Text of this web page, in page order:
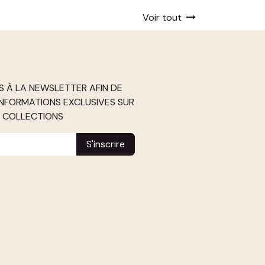
Voir tout
À LA NEWSLETTER AFIN DE
EXCLUSIVES SUR
S'inscrire